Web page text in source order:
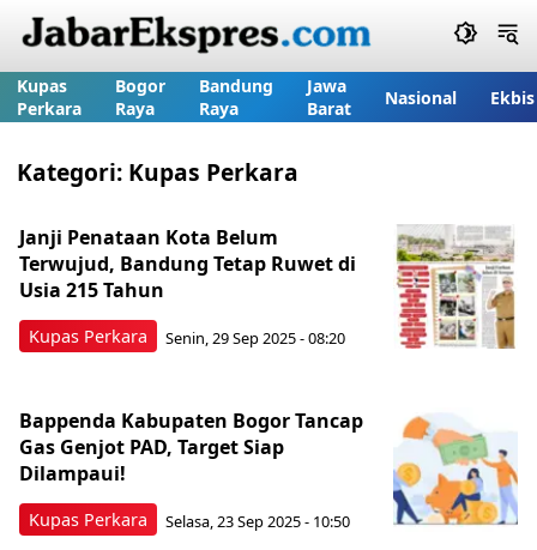
Kupas
Perkara
Bogor
Raya
Bandung
Raya
Jawa
Barat
Nasional Ekbis
Kategori: Kupas Perkara
Kupas Perkara
Janji Penataan Kota Belum
Terwujud, Bandung Tetap Ruwet di
Usia 215 Tahun
Senin, 29 Sep 2025 - 08:20
Kupas Perkara
Bappenda Kabupaten Bogor Tancap
Gas Genjot PAD, Target Siap
Dilampaui!
Selasa, 23 Sep 2025 - 10:50